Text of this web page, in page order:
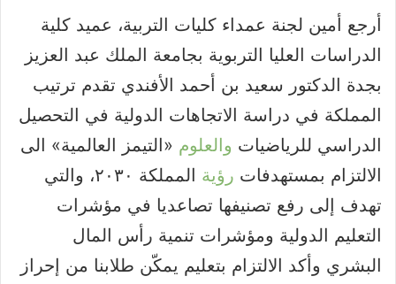
أرجع أمين لجنة عمداء كليات التربية، عميد كلية
الدراسات العليا التربوية بجامعة الملك عبد العزيز
بجدة الدكتور سعيد بن أحمد الأفندي تقدم ترتيب
المملكة في دراسة الاتجاهات الدولية في التحصيل
الدراسي للرياضيات والعلوم «التيمز العالمية» الى
الالتزام بمستهدفات رؤية
المملكة ٢٠٣٠، والتي
تهدف إلى رفع تصنيفها تصاعديا في مؤشرات
التعليم الدولية ومؤشرات تنمية رأس المال
البشري وأكد الالتزام بتعليم يمكّن طلابنا من إحراز